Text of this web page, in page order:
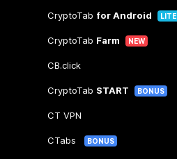
CryptoTab for Android LITE
CryptoTab Farm NEW
CB.click
CryptoTab START BONUS
CT VPN
CTabs BONUS